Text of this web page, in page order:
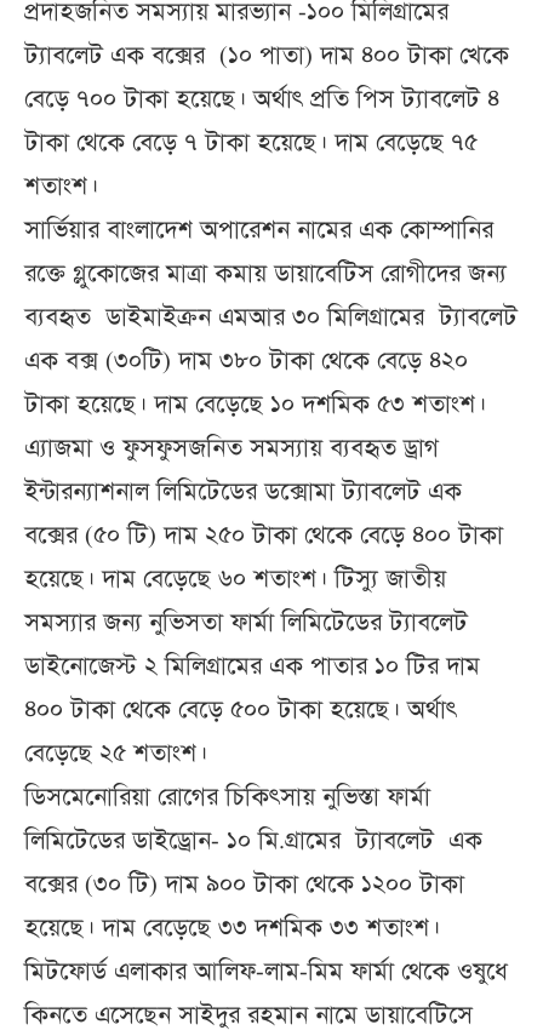
প্রদাহজনিত সমস্যায় মারভ্যান -১০০ মিলিগ্রামের
ট্যাবলেট এক বক্সের (১০ পাতা) দাম ৪০০ টাকা খেকে
বেড়ে ৭০০ টাকা হয়েছে। অর্থাৎ প্রতি পিস ট্যাবলেট ৪
টাকা থেকে বেড়ে ৭ টাকা হয়েছে। দাম বেড়েছে ৭৫
শতাংশ।
সার্ভিয়ার বাংলাদেশ অপারেশন নামের এক কোম্পানির
রক্তে গ্লুকোজের মাত্রা কমায় ডায়াবেটিস রোগীদের জন্য
ব্যবহৃত ডাইমাইক্রন এমআর ৩০ মিলিগ্রামের ট্যাবলেট
এক বক্স (৩০টি) দাম ৩৮০ টাকা থেকে বেড়ে ৪২০
টাকা হয়েছে। দাম বেড়েছে ১০ দশমিক ৫৩ শতাংশ।
এ্যাজমা ও ফুসফুসজনিত সমস্যায় ব্যবহৃত ড্রাগ
ইন্টারন্যাশনাল লিমিটেডের ডক্সোমা ট্যাবলেট এক
বক্সের (৫০ টি) দাম ২৫০ টাকা থেকে বেড়ে ৪০০ টাকা
হয়েছে। দাম বেড়েছে ৬০ শতাংশ। টিস্যু জাতীয়
সমস্যার জন্য নুভিসতা ফার্মা লিমিটেডের ট্যাবলেট
ডাইনোজেস্ট ২ মিলিগ্রামের এক পাতার ১০ টির দাম
৪০০ টাকা থেকে বেড়ে ৫০০ টাকা হয়েছে। অর্থাৎ
বেড়েছে ২৫ শতাংশ।
ডিসমেনোরিয়া রোগের চিকিৎসায় নুভিস্তা ফার্মা
লিমিটেডের ডাইড্রোন- ১০ মি.গ্রামের ট্যাবলেট এক
বক্সের (৩০ টি) দাম ৯০০ টাকা থেকে ১২০০ টাকা
হয়েছে। দাম বেড়েছে ৩৩ দশমিক ৩৩ শতাংশ।
মিটফোর্ড এলাকার আলিফ-লাম-মিম ফার্মা থেকে ওষুধে
কিনতে এসেছেন সাইদুর রহমান নামে ডায়াবেটিসে